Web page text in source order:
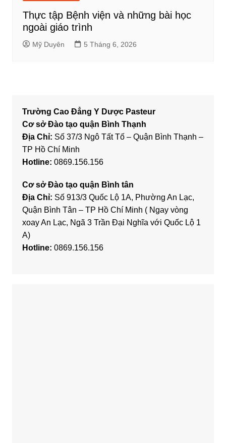
Thực tập Bệnh viện và những bài học
ngoài giáo trình
Mỹ Duyên 5 Tháng 6, 2026
Trường Cao Đẳng Y Dược Pasteur
Cơ sở Đào tạo quận Bình Thạnh
Địa Chỉ: Số 37/3 Ngô Tất Tố – Quận Bình Thạnh –
TP Hồ Chí Minh
Hotline: 0869.156.156
Cơ sở Đào tạo quận Bình tân
Địa Chỉ: Số 913/3 Quốc Lộ 1A, Phường An Lạc,
Quận Bình Tân – TP Hồ Chí Minh ( Ngay vòng
xoay An Lạc, Ngã 3 Trần Đại Nghĩa với Quốc Lộ 1
A)
Hotline: 0869.156.156